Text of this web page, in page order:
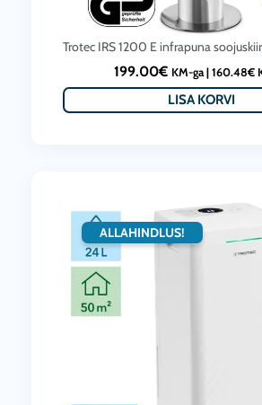
Trotec IRS 1200 E infrapuna
199.00€ KM-ga | 160.48€
LISA KORVI
ALLAHINDLUS!